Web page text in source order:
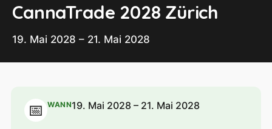
CannaTrade 2028 Zürich
19. Mai 2028 – 21. Mai 2028
📅 WANN19. Mai 2028 – 21. Mai 2028